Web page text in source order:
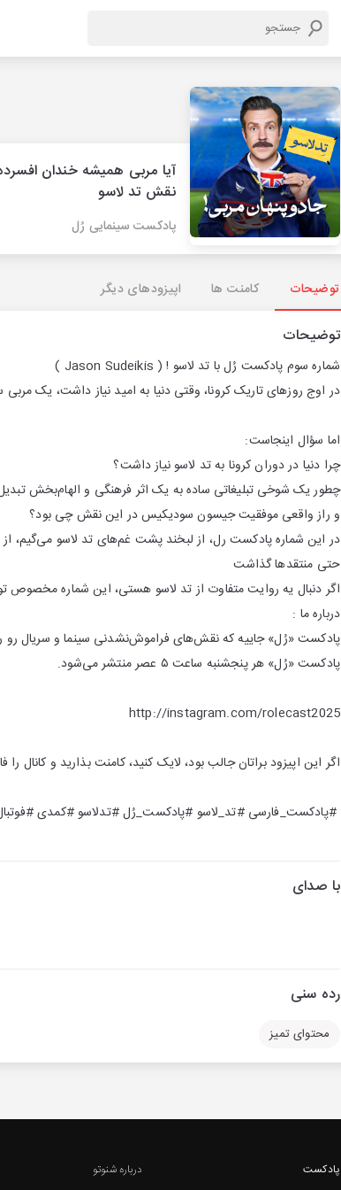
آیا مربی همیشه خندان
نقش تد لاسو
پادکست سینمایی رُل
توضیحات کامنت ها اپیزودهای دیگر
توضیحات
شماره سوم پادکست رُل با تد لاسو ! ( Jason Sudeikis )
در اوج روزهای تاریک کرونا، وقتی دنیا به امید نیاز داشت، یک
اما سؤال اینجاست:
چرا دنیا در دوران کرونا به تد لاسو نیاز داشت؟
چطور یک شوخی تبلیغاتی ساده به یک اثر فرهنگی و الهام‌بخش
و راز واقعی موفقیت جیسون سودیکیس در این نقش چی بود؟
در این شماره پادکست رل، از لبخند پشت غم‌های تد لاسو می‌گیم،
حتی منتقدها گذاشت
اگر دنبال یه روایت متفاوت از تد لاسو هستی، این شماره مخصوص
درباره ما :
پادکست «رُل» جاییه که نقش‌های فراموش‌نشدنی سینما و سریال رو
پادکست «رُل» هر پنجشنبه ساعت ۵ عصر منتشر می‌شود.
http://instagram.com/rolecast2025
اگر این اپیزود براتان جالب بود، لایک کنید، کامنت بذارید و کانال
#پادکست_فارسی #تد_لاسو #پادکست_رُل #تدلاسو #کمدی
با صدای
رده سنی
محتوای تمیز
پادکست درباره شنوتو